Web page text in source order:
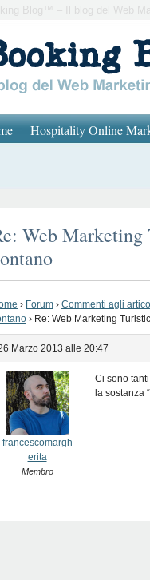
Blog™ – Il blog del Web
Hospitality Online
Web
› Forum › Commenti agli
› Re: Web Marketing
Marzo 2013 alle 20:47
francescomargh
erita
Membro
Ci sono
la sostanza